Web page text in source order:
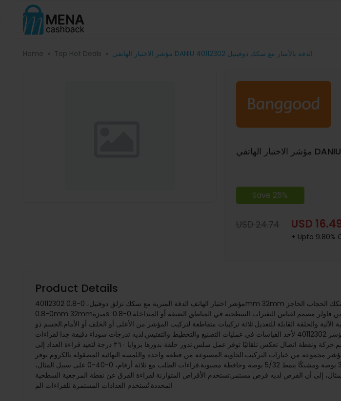
Home Top Hot Deals مؤشر الاختبار الهاتفي DANIU 40112302 الدقة بالأمتار مع سكك دوفيتيل
Save 25%
USD 24.74 USD
+ Upto 9.80%
Product Details
40112302 مؤشر اختبار الهاتف الدقة المترية مع سكك تزلق دوفتيل، 0-0.8mm 32mm متاح الآن من قبلنامستودع المملكة المتحدةوصف:40112302 مؤشر اختبار الطلب الدقيق متري مع سكك الحجاب الحاجز
0-0.8mm 32mmميزةs :مقياس اختبار القطر بالبوصة/المتر مع وجه أصفر من فاولر مصمم لقياس التغيرات السطحية في المناطق الضيقة أو المتداخلة.0-0.8mm نطاق القياس 0.0005/0.01mm تخرج،
مترية متوازنة من 0.001 ملم.نقطة الاتصال العكسية الآلية والحلقة القابلة للتعديل.ثلاثة تركيبات متقاطعة لتركيب المؤشر من الأعلى أو الخلف أو الأمام.الجسم ذو
قطعة واحدة مع لمسة نهائية من كروم الستائن اللامعة يوفر المتانة.تم تصميم مؤشر الفحص بالمؤشر 40112302 لأخذ القياسات في عمليات التصنيع والتخطيط والتفتيش.لديه تدرجات سوداء دقيقة جدا لقراءات
البوصة المتوازنة من 0-40-0 وتدرجات حمراء لقراءات المقياس المتري المتوازنة من 0.001 مم.حركة ونقطة اتصال تعكس تلقائيًا توفر عمل سلس.تدور حلقة بدورها بزوايا ٣٦٠ درجة لتعيد قراءة العداد إلى
مجموعة من خيارات التركيب.الحاوية المصنوعة من قطعة واحدة واللمسة النهائية المصقولة بالكروم توفر
المتانة.يتضمن مؤشر اختبار الطلب الهاتفي بالبوصة / المقياس 40112302 مشبكًا ممتدًا بنمط 3/8 بوصة ومشبكًا بنمط 5/32 بوصة وحافظة مصبوبة.قراءات الطلب مع ثلاثة أرقام، 0-40-0 على سبيل المثال،
طلب متوازن.تشير قراءات القرص برقمين، مثل 0-100 على سبيل المثال، إلى أن القرص لديه قرص مستمر.تستخدم الأقراص المتوازنة لقراءة الفرق عن نقطة المرجعية السطحية
المحددة.تُستخدم العدادات المستمرة للقراءات الم